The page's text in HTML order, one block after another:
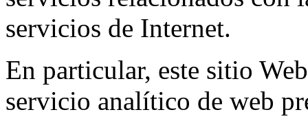
servicios de Internet.
En particular, este sitio
servicio analítico de web